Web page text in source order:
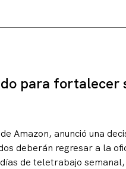
para fortalecer
Amazon, anunció una
deberán regresar a la
de teletrabajo